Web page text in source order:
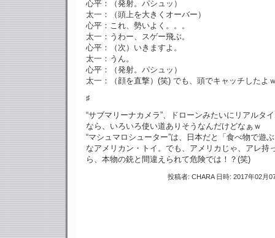
心平：（発射。パシュッ）
太一：（頭上を大きくオーバー）
心平：これ、勢いよく。。。
太一：うわー、スゲー飛ぶ。
心平：（次）いきますよ。
太一：うん。
心平：（発射。パシュッ）
太一：（顔を直撃）(笑) でも、頭でキャッチしたよ
♯
“サブマリーナカメラ”、ドローンみたいにリアルタ
なら、いろいろ使い道ありそうなんだけどなぁｗ
“マシュマロシューター”は、日本だと「食べ物で遊
なアメリカン・トイ。でも、アメリカじゃ、アレ持
ら、本物の銃と間違えられて危険では！？(笑)
投稿者: CHARA 日時: 2017年02月